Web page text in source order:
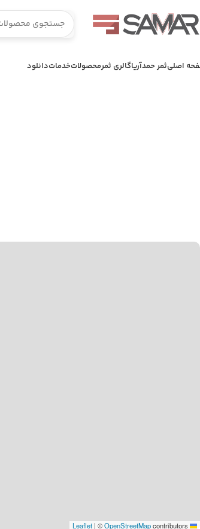
اصلیثمر حمدآریاگالری ثمرمحصولاتخدماتدانلود
| ©OpenStreetMapcontributors